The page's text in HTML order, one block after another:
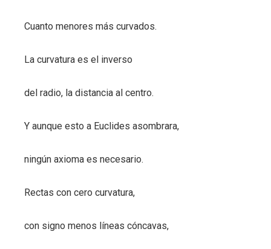
Cuanto menores más curvados.
La curvatura es el inverso
del radio, la distancia al centro.
Y aunque esto a Euclides asombrara,
ningún axioma es necesario.
Rectas con cero curvatura,
con signo menos líneas cóncavas,